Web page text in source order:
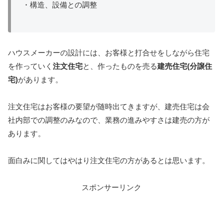
・構造、設備との調整
ハウスメーカーの設計には、お客様と打合せをしながら住宅
を作っていく 注文住宅と、作ったものを売る建売住宅(分譲住
宅)があります。
注文住宅はお客様の要望が随時出てきますが、建売住宅は会
社内部での調整のみなので、業務の進みやすさは建売の方が
あります。
面白みに関してはやはり注文住宅の方があるとは思います。
スポンサーリンク